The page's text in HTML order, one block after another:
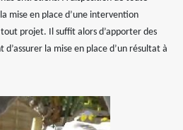
mise en place d’une intervention
projet. Il suffit alors d’apporter des
la mise en place d’un résultat à